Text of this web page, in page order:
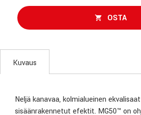
OSTA
Kuvaus
Neljä kanavaa, kolmialueinen
sisäänrakennetut efektit. MG50™ on